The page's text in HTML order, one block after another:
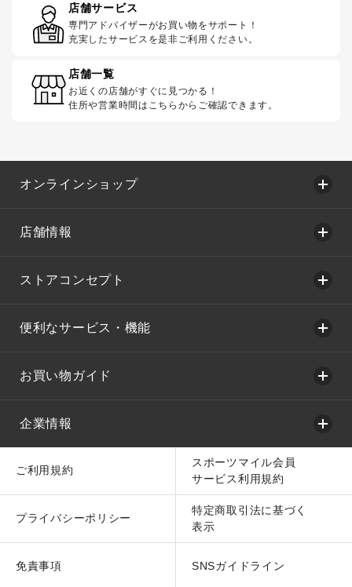
店舗サービス
専門アドバイザーがお買い物をサポート！
充実したサービスを是非ご利用ください。
店舗一覧
お近くの店舗がすぐに見つかる！
住所や営業時間はこちらからご確認できます。
オンラインショップ
店舗情報
ストアコンセプト
便利なサービス・機能
お買い物ガイド
企業情報
ご利用規約
スポーツマイル会員
サービス利用規約
プライバシーポリシー
特定商取引法に基づく
表示
免責事項 SNSガイドライン